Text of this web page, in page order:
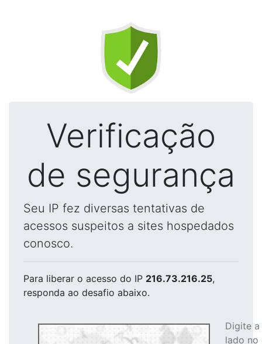
Verificação
de segurança
Seu IP fez diversas tentativas de
acessos suspeitos a sites hospedados
conosco.
Para liberar o acesso do IP 216.73.216.25,
responda ao desafio abaixo.
Digite
lado no